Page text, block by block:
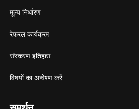
मूल्य निर्धारण
रेफरल कार्यक्रम
संस्करण इतिहास
विषयों का अन्वेषण करें